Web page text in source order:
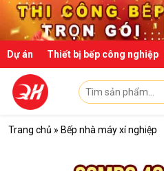
Skip to main content
Dự án Thiết bị bếp công nghiệp
Trang chủ » Bếp nhà máy xí nghiệp